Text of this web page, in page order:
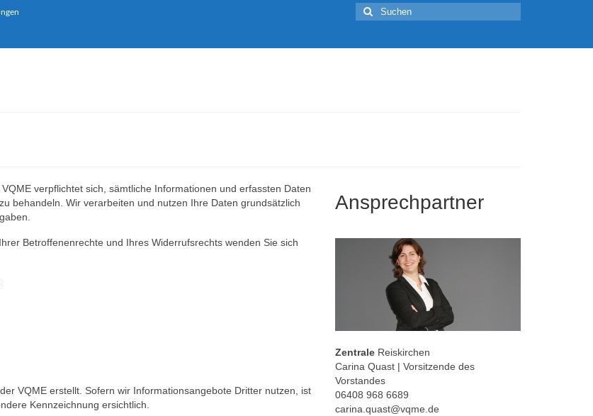
Suchen
nach:
verpflichtet sich, sämtliche Informationen und erfassten Daten
behandeln. Wir verarbeiten und nutzen Ihre Daten grundsätzlich
Betroffenenrechte und Ihres Widerrufsrechts wenden Sie sich
VQME erstellt. Sofern wir Informationsangebote Dritter nutzen, ist
Kennzeichnung ersichtlich.
Ansprechpartner
ZentraleReiskirchen
Carina Quast | Vorsitzende des
Vorstandes
06408 968 6689
carina.quast@vqme.de